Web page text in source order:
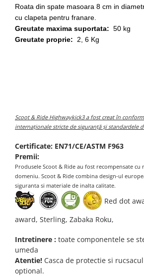
Roata din spate masoara 8 cm in
cu clapeta pentru franare.
Greutate maxima suportata: 50 kg
Greutate proprie:
2, 6 Kg
Scoot & Ride Highwaykick3 a fost creat în
internaționale stricte de siguranță și standardele
Certificate: EN71/CE/ASTM F963
Premii:
Produsele Scoot & Ride au fost recompensate
domeniu. Scoot & Ride combina design-ul
siguranta si materiale de inalta calitate.
Red dot
award, Sterling, Zabaka Roku,
Intretinere : toate componentele se
umeda
Atentie! Casca de protectie si
optional.